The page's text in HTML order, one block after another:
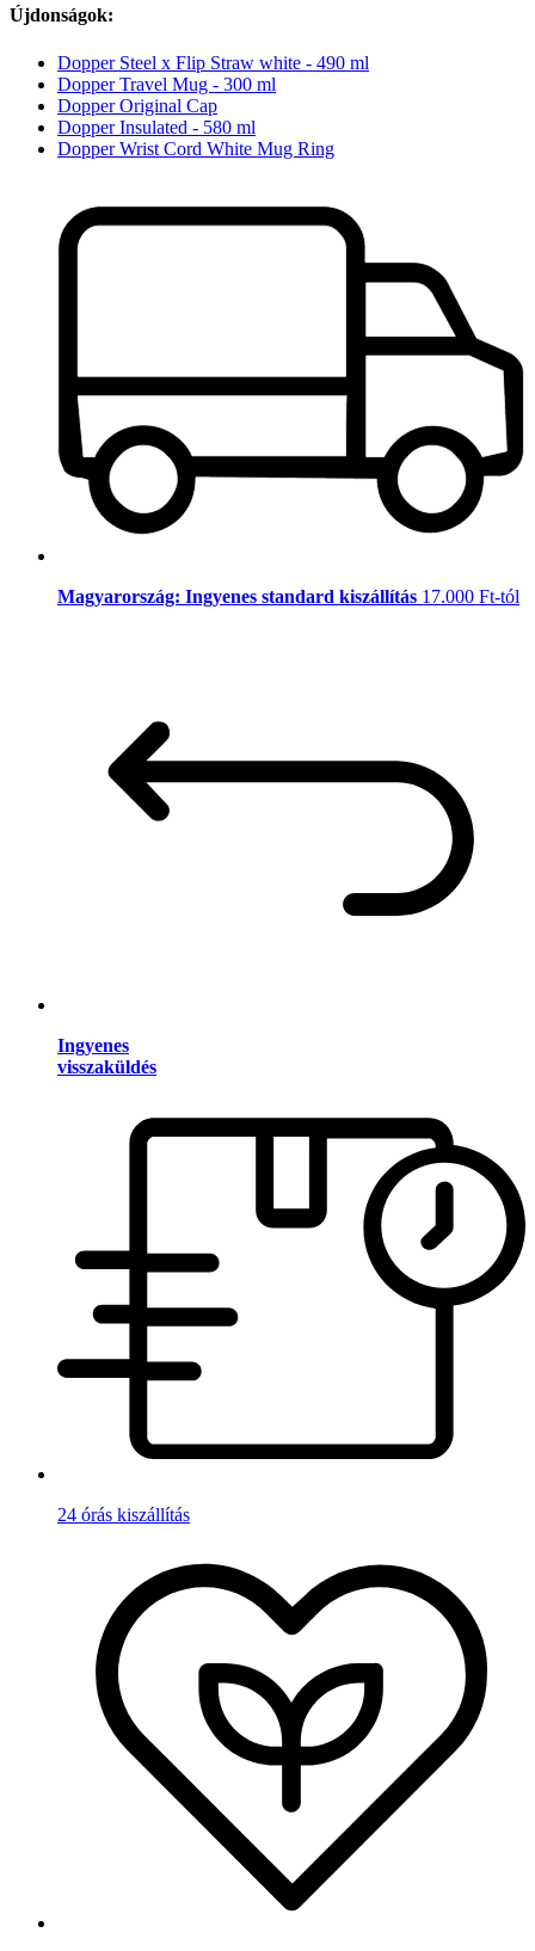
Újdonságok:
Dopper Steel x Flip Straw white - 490 ml
Dopper Travel Mug - 300 ml
Dopper Original Cap
Dopper Insulated - 580 ml
Dopper Wrist Cord White Mug Ring
Magyarország: Ingyenes standard kiszállítás 17.000 Ft-tól
Ingyenes
visszaküldés
24 órás kiszállítás